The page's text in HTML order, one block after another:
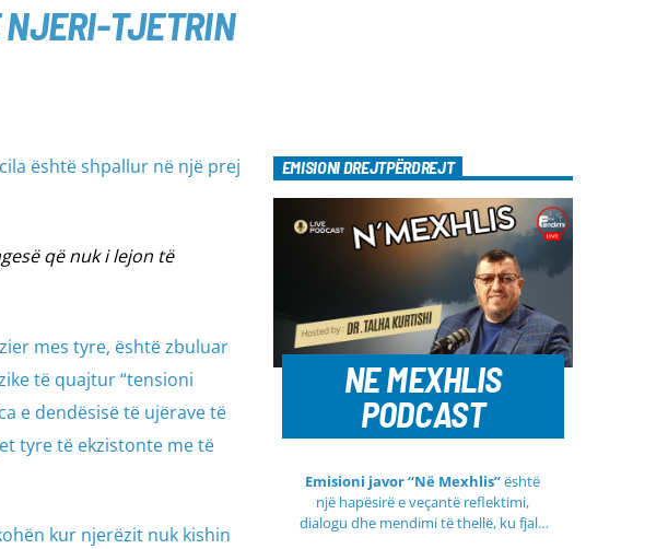
NJERI-TJETRIN
është shpallur në një prej
që nuk i lejon të
mes tyre, është zbuluar
të quajtur “tensioni
e dendësisë të ujërave të
tyre të ekzistonte me të
kur njerëzit nuk kishin
EMISIONI DREJTPËRDREJT
NE MEXHLIS
PODCAST
Emisioni javor “Në Mexhlis”është
një hapësirë e veçantë reflektimi,
dialogu dhe mendimi të thellë, ku fjala